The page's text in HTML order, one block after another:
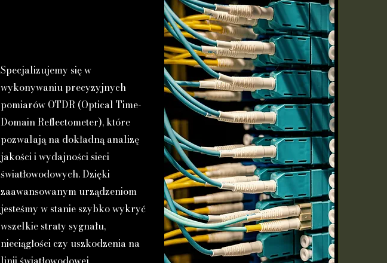
Specjalizujemy się w
wykonywaniu precyzyjnych
pomiarów OTDR (Optical Time-
Domain Reflectometer), które
pozwalają na dokładną analizę
jakości i wydajności sieci
światłowodowych. Dzięki
zaawansowanym urządzeniom
jesteśmy w stanie szybko wykryć
wszelkie straty sygnału,
nieciągłości czy uszkodzenia na